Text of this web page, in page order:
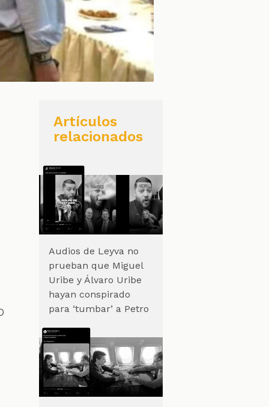
Artículos
relacionados
Audios de Leyva no
prueban que Miguel
Uribe y Álvaro Uribe
hayan conspirado
para ‘tumbar’ a Petro